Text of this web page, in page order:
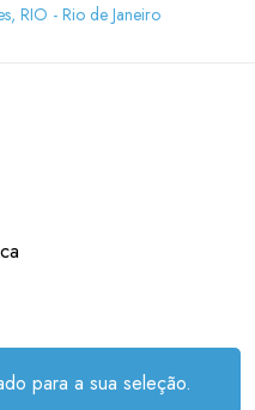
RIO - Rio de Janeiro
para a sua seleção.